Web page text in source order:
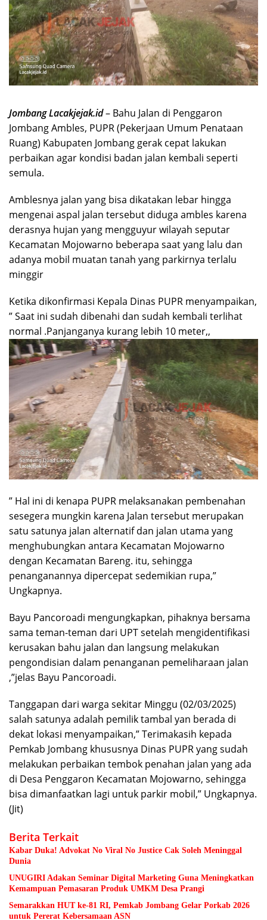
Jombang Lacakjejak.id– Bahu Jalan di Penggaron
Jombang Ambles, PUPR (Pekerjaan Umum Penataan
Ruang) Kabupaten Jombang gerak cepat lakukan
perbaikan agar kondisi badan jalan kembali seperti
semula.
Amblesnya jalan yang bisa dikatakan lebar hingga
mengenai aspal jalan tersebut diduga ambles karena
derasnya hujan yang mengguyur wilayah seputar
Kecamatan Mojowarno beberapa saat yang lalu dan
adanya mobil muatan tanah yang parkirnya terlalu
minggir
Ketika dikonfirmasi Kepala Dinas PUPR menyampaikan,
” Saat ini sudah dibenahi dan sudah kembali terlihat
normal .Panjanganya kurang lebih 10 meter,,
” Hal ini di kenapa PUPR melaksanakan pembenahan
sesegera mungkin karena Jalan tersebut merupakan
satu satunya jalan alternatif dan jalan utama yang
menghubungkan antara Kecamatan Mojowarno
dengan Kecamatan Bareng. itu, sehingga
penanganannya dipercepat sedemikian rupa,”
Ungkapnya.
Bayu Pancoroadi mengungkapkan, pihaknya bersama
sama teman-teman dari UPT setelah mengidentifikasi
kerusakan bahu jalan dan langsung melakukan
pengondisian dalam penanganan pemeliharaan jalan
,”jelas Bayu Pancoroadi.
Tanggapan dari warga sekitar Minggu (02/03/2025)
salah satunya adalah pemilik tambal yan berada di
dekat lokasi menyampaikan,” Terimakasih kepada
Pemkab Jombang khususnya Dinas PUPR yang sudah
melakukan perbaikan tembok penahan jalan yang ada
di Desa Penggaron Kecamatan Mojowarno, sehingga
bisa dimanfaatkan lagi untuk parkir mobil,” Ungkapnya.
(Jit)
Berita Terkait
Kabar Duka! Advokat No Viral No Justice Cak Soleh Meninggal
Dunia
UNUGIRI Adakan Seminar Digital Marketing Guna Meningkatkan
Kemampuan Pemasaran Produk UMKM Desa Prangi
Semarakkan HUT ke-81 RI, Pemkab Jombang Gelar Porkab 2026
untuk Pererat Kebersamaan ASN